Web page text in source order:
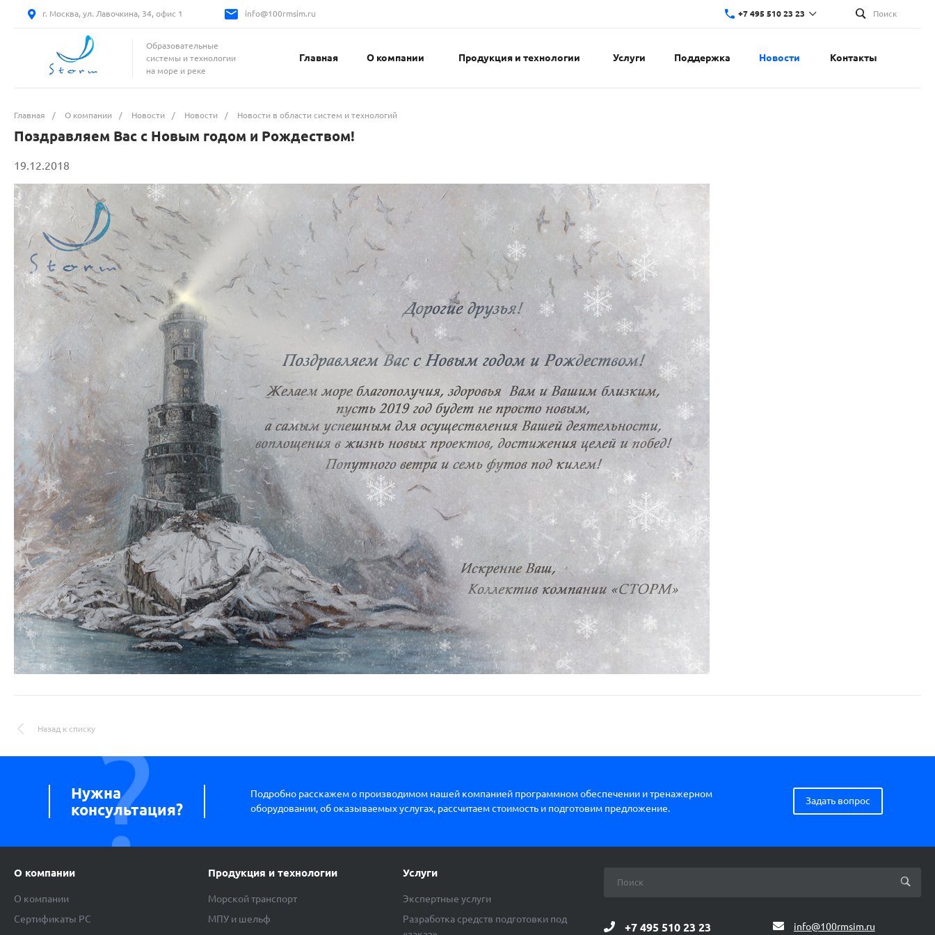
г. Москва, ул. Лавочкина, 34, офис 1 info@100rmsim.ru +7 495 510 23 23 Поиск
Образовательные
системы и технологии
на море и реке
Главная О компании Продукция и технологии Услуги Поддержка Новости Контакты
Главная / О компании / Новости / Новости / Новости в области систем и технологий
Поздравляем Вас с Новым годом и Рождеством!
19.12.2018
Назад к списку
Нужна
консультация?
Подробно расскажем о производимом нашей компанией программном обеспечении и тренажерном
оборудовании, об оказываемых услугах, рассчитаем стоимость и подготовим предложение.
Задать вопрос
О компании
О компании
Сертификаты РС
Продукция и технологии
Морской транспорт
МПУ и шельф
Услуги
Экспертные услуги
Разработка средств подготовки под
+7 495 510 23 23 info@100rmsim.ru